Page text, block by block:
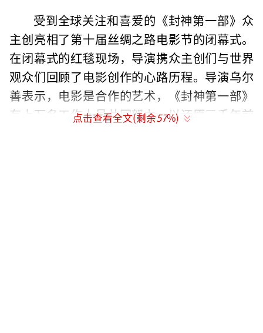
受到全球关注和喜爱的《封神第一部》众
主创亮相了第十届丝绸之路电影节的闭幕式。
在闭幕式的红毯现场，导演携众主创们与世界
观众们回顾了电影创作的心路历程。导演乌尔
善表示，电影是合作的艺术，《封神第一部》
有上万名工作人员共同努力，以还原三千年前
点击查看全文(剩余57%)